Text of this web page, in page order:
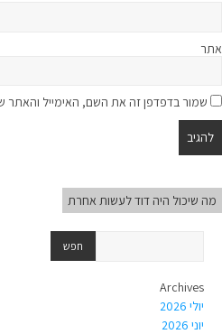
אתר
שמור בדפדפן זה את השם, האימייל והאתר
מה שיכול היה דוד לעשות אחרת
Archives
יולי 2026
יוני 2026